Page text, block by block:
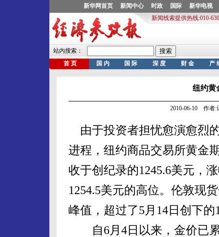
纽约黄
2010-06-10 作者:
由于投资者担忧愈演愈烈
进程，纽约商品交易所黄金
收于创纪录的1245.6美元，
1254.5美元的高位。伦敦现
峰值，超过了5月14日创下的
自6月4日以来，金价已累